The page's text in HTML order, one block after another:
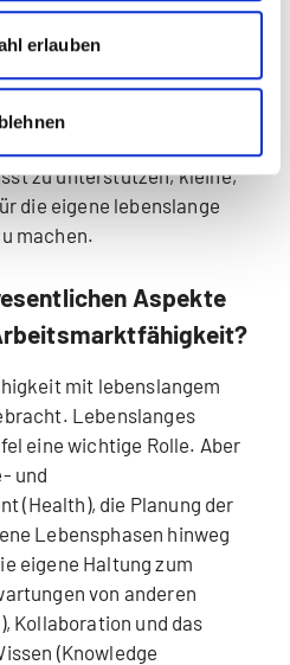
erlauben
zu erhalten.
die sozialen Normen zu
zu unterstützen, kleine,
die eigene lebenslange
machen.
Aspekte
mit lebenslangem
Lebenslanges
eine wichtige Rolle. Aber
und
(Health), die Planung der
Lebensphasen hinweg
eigene Haltung zum
von anderen
Kollaboration und das
(Knowledge